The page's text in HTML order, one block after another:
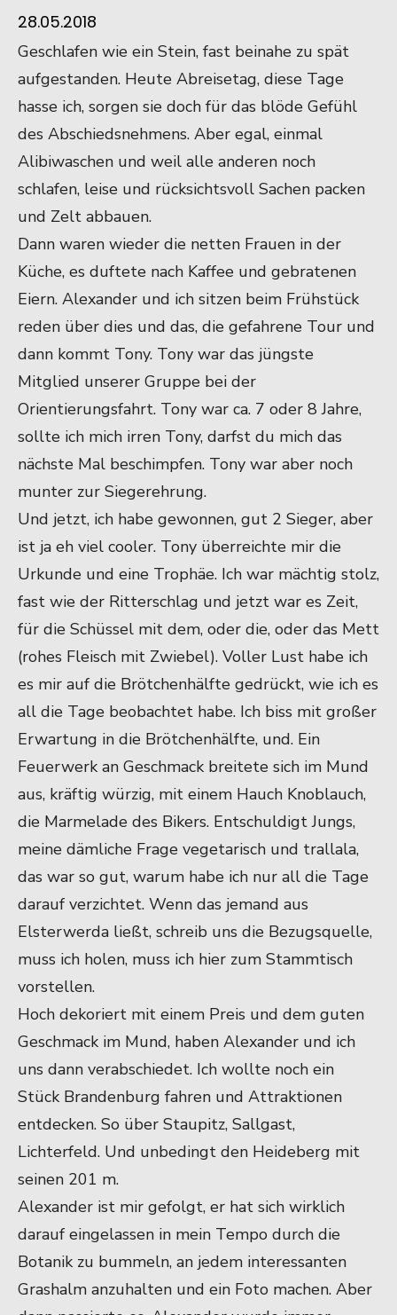
28.05.2018
Geschlafen wie ein Stein, fast beinahe zu spät
aufgestanden. Heute Abreisetag, diese Tage
hasse ich, sorgen sie doch für das blöde Gefühl
des Abschiedsnehmens. Aber egal, einmal
Alibiwaschen und weil alle anderen noch
schlafen, leise und rücksichtsvoll Sachen packen
und Zelt abbauen.
Dann waren wieder die netten Frauen in der
Küche, es duftete nach Kaffee und gebratenen
Eiern. Alexander und ich sitzen beim Frühstück
reden über dies und das, die gefahrene Tour und
dann kommt Tony. Tony war das jüngste
Mitglied unserer Gruppe bei der
Orientierungsfahrt. Tony war ca. 7 oder 8 Jahre,
sollte ich mich irren Tony, darfst du mich das
nächste Mal beschimpfen. Tony war aber noch
munter zur Siegerehrung.
Und jetzt, ich habe gewonnen, gut 2 Sieger, aber
ist ja eh viel cooler. Tony überreichte mir die
Urkunde und eine Trophäe. Ich war mächtig stolz,
fast wie der Ritterschlag und jetzt war es Zeit,
für die Schüssel mit dem, oder die, oder das Mett
(rohes Fleisch mit Zwiebel). Voller Lust habe ich
es mir auf die Brötchenhälfte gedrückt, wie ich es
all die Tage beobachtet habe. Ich biss mit großer
Erwartung in die Brötchenhälfte, und. Ein
Feuerwerk an Geschmack breitete sich im Mund
aus, kräftig würzig, mit einem Hauch Knoblauch,
die Marmelade des Bikers. Entschuldigt Jungs,
meine dämliche Frage vegetarisch und trallala,
das war so gut, warum habe ich nur all die Tage
darauf verzichtet. Wenn das jemand aus
Elsterwerda ließt, schreib uns die Bezugsquelle,
muss ich holen, muss ich hier zum Stammtisch
vorstellen.
Hoch dekoriert mit einem Preis und dem guten
Geschmack im Mund, haben Alexander und ich
uns dann verabschiedet. Ich wollte noch ein
Stück Brandenburg fahren und Attraktionen
entdecken. So über Staupitz, Sallgast,
Lichterfeld. Und unbedingt den Heideberg mit
seinen 201 m.
Alexander ist mir gefolgt, er hat sich wirklich
darauf eingelassen in mein Tempo durch die
Botanik zu bummeln, an jedem interessanten
Grashalm anzuhalten und ein Foto machen. Aber